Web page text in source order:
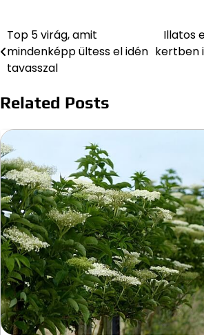
Bejegyzés
navigáció
Top 5 virág, amit
mindenképp ültess el idén
tavasszal
Illatos
kertben
Related Posts